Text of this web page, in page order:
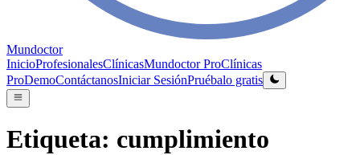
Mundoctor
InicioProfesionalesClínicasMundoctor ProClínicas
ProDemoContáctanosIniciar SesiónPruébalo gratis
Etiqueta: cumplimiento